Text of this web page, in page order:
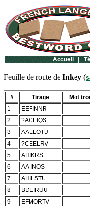
Accueil |
Feuille de route de Inkey (
# Tirage Mot
1
EEFINNR
2
?ACEIQS
3
AAELOTU
4
?CEELRV
5
AHIKRST
6
AAIINOS
7
AHILSTU
8
BDEIRUU
9
EFMORTV